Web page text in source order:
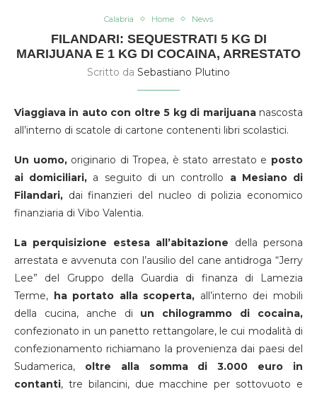
Calabria Home News
FILANDARI: SEQUESTRATI 5 KG DI
MARIJUANA E 1 KG DI COCAINA, ARRESTATO
Scritto da Sebastiano Plutino
Viaggiava in auto con oltre 5 kg di marijuananascosta
all’interno di scatole di cartone contenenti libri scolastici.
Un uomo,originario di Tropea, è stato arrestato e posto
ai domiciliari, a seguito di un controllo a Mesiano di
Filandari, dai finanzieri del nucleo di polizia economico
finanziaria di Vibo Valentia.
La perquisizione estesa all’abitazione della persona
arrestata e avvenuta con l’ausilio del cane antidroga “Jerry
Lee” del Gruppo della Guardia di finanza di Lamezia
Terme, ha portato alla scoperta, all’interno dei mobili
della cucina, anche di un chilogrammo di cocaina,
confezionato in un panetto rettangolare, le cui modalità di
confezionamento richiamano la provenienza dai paesi del
Sudamerica, oltre alla somma di 3.000 euro in
contanti, tre bilancini, due macchine per sottovuoto e